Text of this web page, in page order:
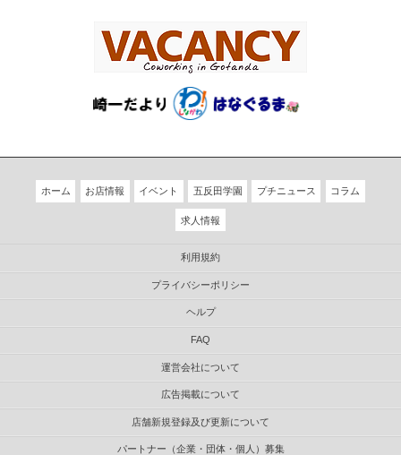
ホーム お店情報 イベント 五反田学園 プチニュース コラム
求人情報
利用規約
プライバシーポリシー
ヘルプ
FAQ
運営会社について
広告掲載について
店舗新規登録及び更新について
パートナー（企業・団体・個人）募集